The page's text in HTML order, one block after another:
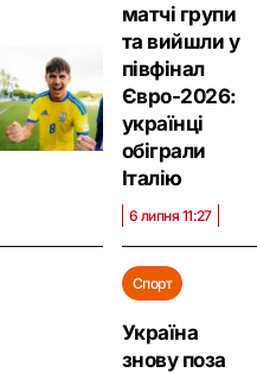
матчі групи
та вийшли у
півфінал
Євро-2026:
українці
обіграли
Італію
6 липня 11:27
Спорт
Україна
знову поза